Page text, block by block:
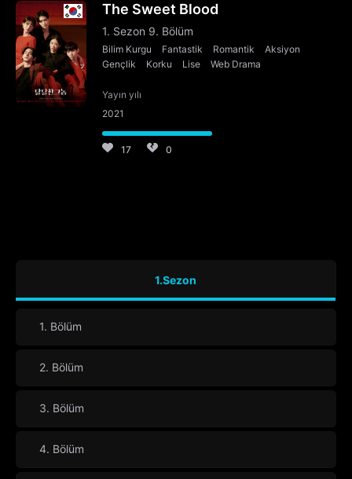
The Sweet Blood
1. Sezon 9. Bölüm
Bilim Kurgu Fantastik Romantik
Aksiyon
Gençlik
Korku Lise Web Drama
Yayın yılı
2021
17 0
1.Sezon
1. Bölüm
2. Bölüm
3. Bölüm
4. Bölüm